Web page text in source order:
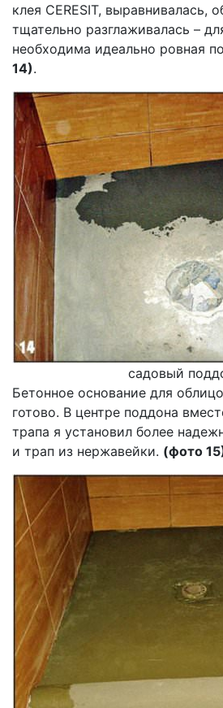
клея CERESIT, выравнивалась,
тщательно разглаживалась –
необходима идеально ровная
14).
садовый
Бетонное основание для
готово. В центре поддона
трапа я установил более
и трап из нержавейки. (фото